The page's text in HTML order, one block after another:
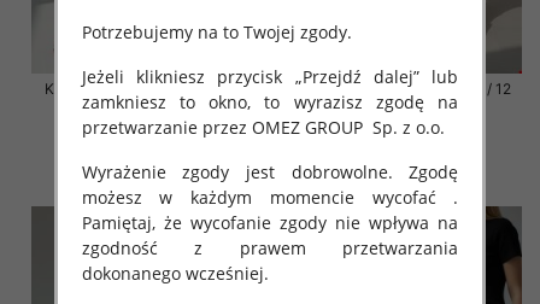
Klapki damskie Roz 36-42 / 12
par
szczegóły
Klapki damskie Roz 36-42 / 12
par
41.00 zł
szczegóły
Potrzebujemy na to Twojej zgody.
Jeżeli klikniesz przycisk „Przejdź dalej” lub
zamkniesz to okno, to wyrazisz zgodę na
przetwarzanie przez OMEZ GROUP Sp. z o.o.
Wyrażenie zgody jest dobrowolne. Zgodę
możesz w każdym momencie wycofać .
Pamiętaj, że wycofanie zgody nie wpływa na
zgodność z prawem przetwarzania
dokonanego wcześniej.